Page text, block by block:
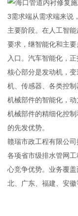
3需求端从需求端来说
主要阶段。在人工智
要求，继智能化和主
入口。汽车智能化，
核心部分是发动机，
机、传感器、各类控
机械部件的智能化，
机械部件的精细化控
的先发优势。
赣瑞市政工程有限公
各项省市级排水管网
心竞争优势。业务覆
北、广东、福建、安徽